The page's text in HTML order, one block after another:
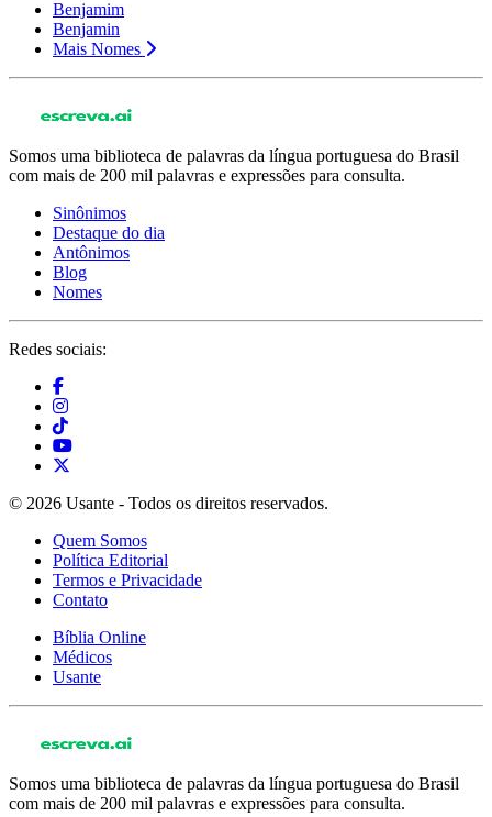
Benjamim
Benjamin
Mais Nomes
Somos uma biblioteca de palavras da língua portuguesa do Brasil
com mais de 200 mil palavras e expressões para consulta.
Sinônimos
Destaque do dia
Antônimos
Blog
Nomes
Redes sociais:
© 2026 Usante - Todos os direitos reservados.
Quem Somos
Política Editorial
Termos e Privacidade
Contato
Bíblia Online
Médicos
Usante
Somos uma biblioteca de palavras da língua portuguesa do Brasil
com mais de 200 mil palavras e expressões para consulta.